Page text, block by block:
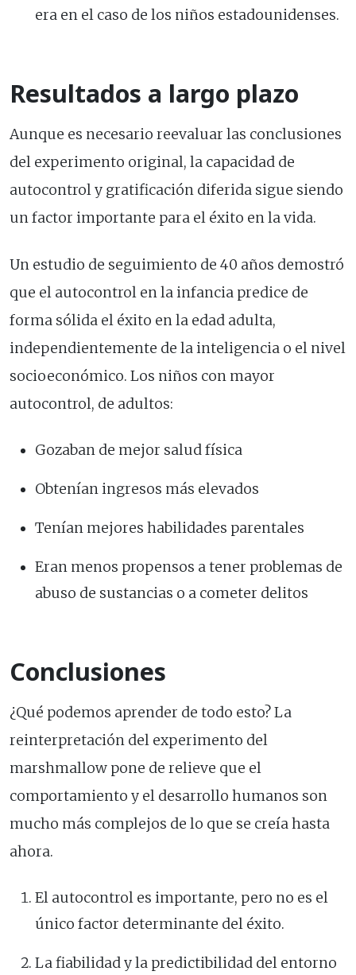
era en el caso de los niños estadounidenses.
Resultados a largo plazo
Aunque es necesario reevaluar las conclusiones
del experimento original, la capacidad de
autocontrol y gratificación diferida sigue siendo
un factor importante para el éxito en la vida.
Un estudio de seguimiento de 40 años demostró
que el autocontrol en la infancia predice de
forma sólida el éxito en la edad adulta,
independientemente de la inteligencia o el nivel
socioeconómico. Los niños con mayor
autocontrol, de adultos:
Gozaban de mejor salud física
Obtenían ingresos más elevados
Tenían mejores habilidades parentales
Eran menos propensos a tener problemas de
abuso de sustancias o a cometer delitos
Conclusiones
¿Qué podemos aprender de todo esto? La
reinterpretación del experimento del
marshmallow pone de relieve que el
comportamiento y el desarrollo humanos son
mucho más complejos de lo que se creía hasta
ahora.
El autocontrol es importante, pero no es el
único factor determinante del éxito.
La fiabilidad y la predictibilidad del entorno